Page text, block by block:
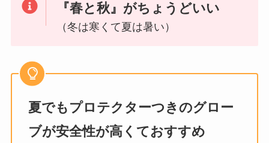
『春と秋』がちょうどいい
（冬は寒くて夏は暑い）
夏でもプロテクターつきのグロー
ブが安全性が高くておすすめ